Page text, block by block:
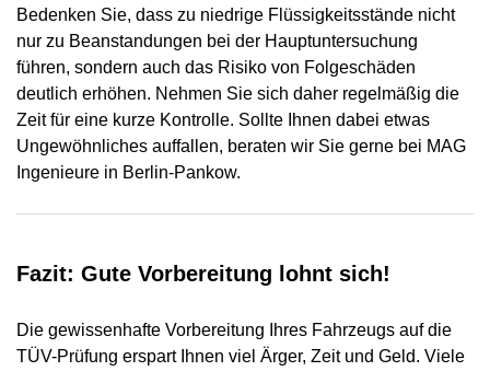
Bedenken Sie, dass zu niedrige Flüssigkeitsstände nicht
nur zu Beanstandungen bei der Hauptuntersuchung
führen, sondern auch das Risiko von Folgeschäden
deutlich erhöhen. Nehmen Sie sich daher regelmäßig die
Zeit für eine kurze Kontrolle. Sollte Ihnen dabei etwas
Ungewöhnliches auffallen, beraten wir Sie gerne bei MAG
Ingenieure in Berlin-Pankow.
Fazit: Gute Vorbereitung lohnt sich!
Die gewissenhafte Vorbereitung Ihres Fahrzeugs auf die
TÜV-Prüfung erspart Ihnen viel Ärger, Zeit und Geld. Viele